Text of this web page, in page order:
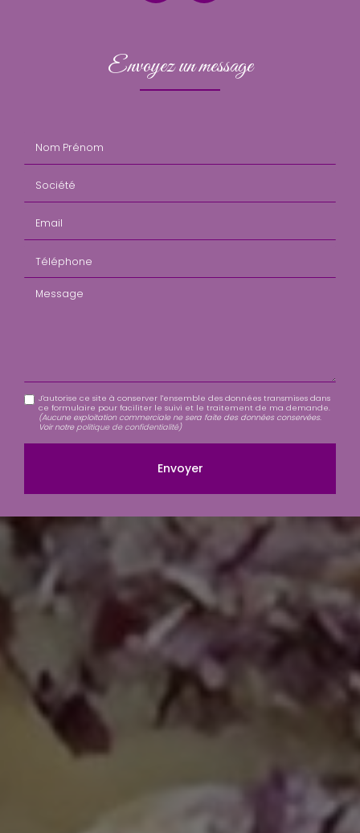
Envoyez un message
Message
J'autorise ce site à conserver l'ensemble des données transmises dans
ce formulaire pour faciliter le suivi et le traitement de ma demande.
(Aucune exploitation commerciale ne sera faite des données conservées.
Voir notre politique de confidentialité)